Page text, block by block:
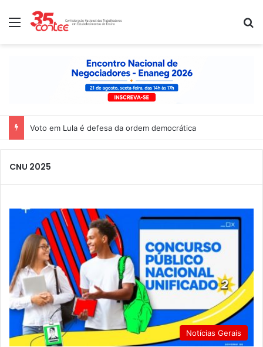
Menu
Voto em Lula é defesa da ordem democrática
CNU 2025
Notícias Gerais